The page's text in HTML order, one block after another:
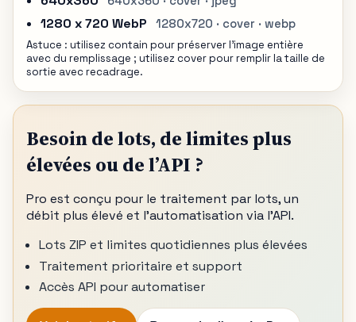
1280 x 720 WebP 1280x720 · cover · webp
Astuce : utilisez contain pour préserver l'image entière
avec du remplissage ; utilisez cover pour remplir la taille de
sortie avec recadrage.
Besoin de lots, de limites plus
élevées ou de l’API ?
Pro est conçu pour le traitement par lots, un
débit plus élevé et l’automatisation via l’API.
Lots ZIP et limites quotidiennes plus élevées
Traitement prioritaire et support
Accès API pour automatiser